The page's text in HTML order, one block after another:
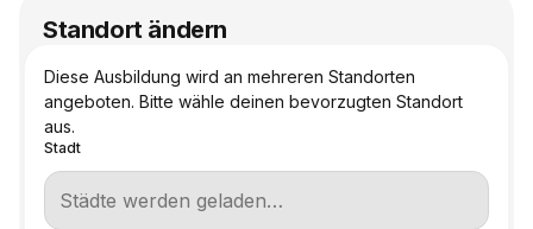
Standort ändern
Diese Ausbildung wird an mehreren Standorten
angeboten. Bitte wähle deinen bevorzugten Standort
aus.
Stadt